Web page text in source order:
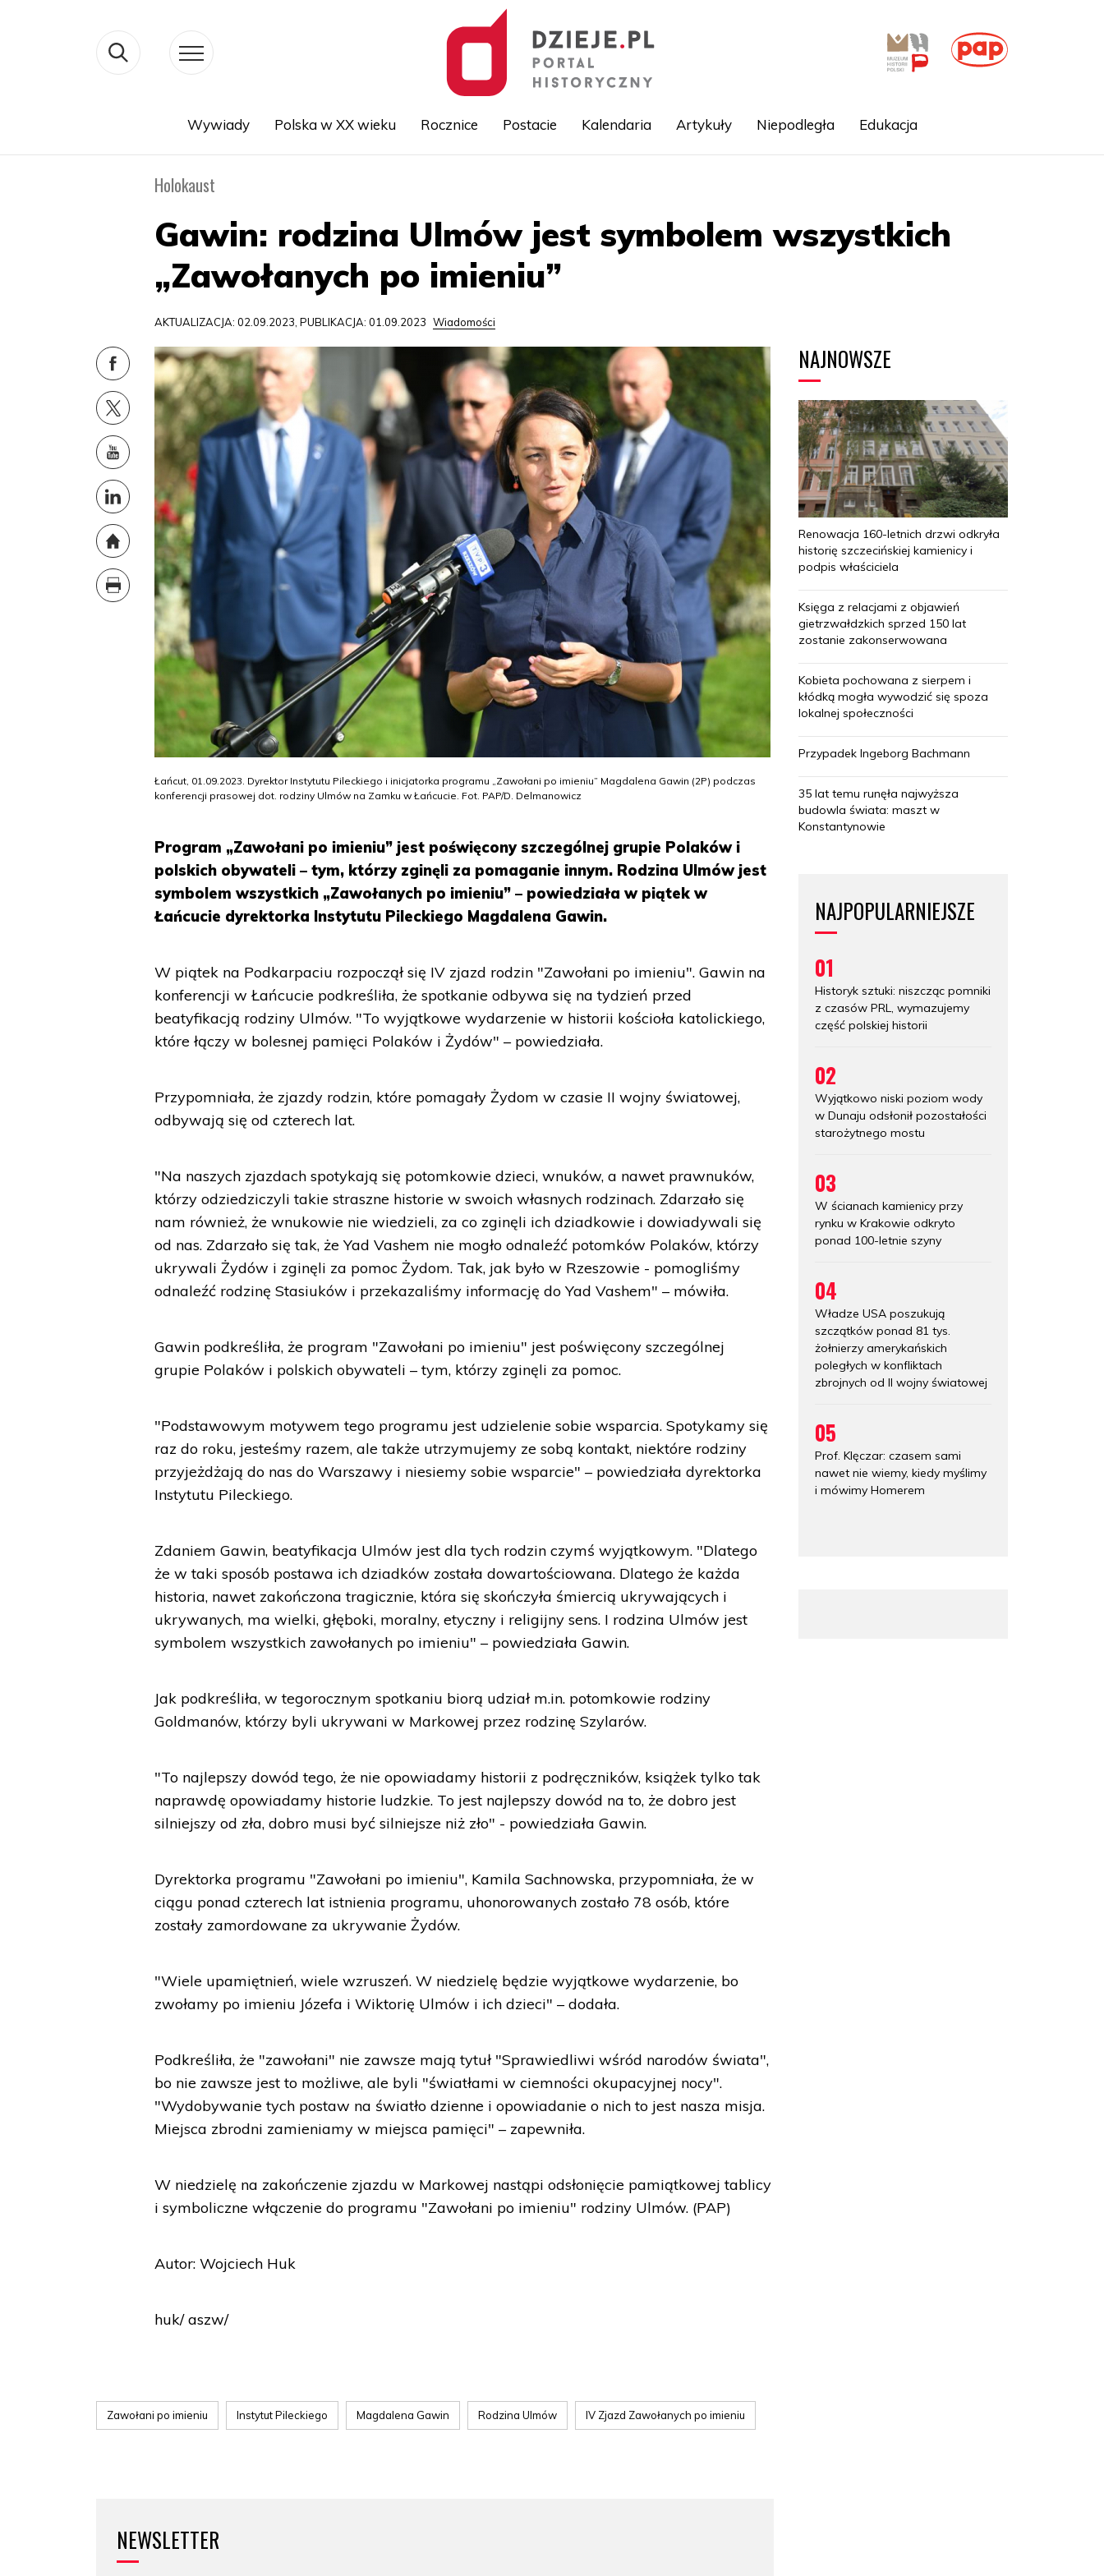
Wywiady Polska w XX wieku Rocznice Postacie Kalendaria Artykuły Niepodległa Edukacja
Holokaust
Gawin: rodzina Ulmów jest symbolem wszystkich
„Zawołanych po imieniu”
AKTUALIZACJA: 02.09.2023, PUBLIKACJA: 01.09.2023 Wiadomości
Łańcut, 01.09.2023. Dyrektor Instytutu Pileckiego i inicjatorka programu „Zawołani po imieniu” Magdalena Gawin (2P) podczas
konferencji prasowej dot. rodziny Ulmów na Zamku w Łańcucie. Fot. PAP/D. Delmanowicz
Program „Zawołani po imieniu” jest poświęcony szczególnej grupie Polaków i
polskich obywateli – tym, którzy zginęli za pomaganie innym. Rodzina Ulmów jest
symbolem wszystkich „Zawołanych po imieniu” – powiedziała w piątek w
Łańcucie dyrektorka Instytutu Pileckiego Magdalena Gawin.
W piątek na Podkarpaciu rozpoczął się IV zjazd rodzin "Zawołani po imieniu". Gawin na
konferencji w Łańcucie podkreśliła, że spotkanie odbywa się na tydzień przed
beatyfikacją rodziny Ulmów. "To wyjątkowe wydarzenie w historii kościoła katolickiego,
które łączy w bolesnej pamięci Polaków i Żydów" – powiedziała.
Przypomniała, że zjazdy rodzin, które pomagały Żydom w czasie II wojny światowej,
odbywają się od czterech lat.
"Na naszych zjazdach spotykają się potomkowie dzieci, wnuków, a nawet prawnuków,
którzy odziedziczyli takie straszne historie w swoich własnych rodzinach. Zdarzało się
nam również, że wnukowie nie wiedzieli, za co zginęli ich dziadkowie i dowiadywali się
od nas. Zdarzało się tak, że Yad Vashem nie mogło odnaleźć potomków Polaków, którzy
ukrywali Żydów i zginęli za pomoc Żydom. Tak, jak było w Rzeszowie - pomogliśmy
odnaleźć rodzinę Stasiuków i przekazaliśmy informację do Yad Vashem" – mówiła.
Gawin podkreśliła, że program "Zawołani po imieniu" jest poświęcony szczególnej
grupie Polaków i polskich obywateli – tym, którzy zginęli za pomoc.
"Podstawowym motywem tego programu jest udzielenie sobie wsparcia. Spotykamy się
raz do roku, jesteśmy razem, ale także utrzymujemy ze sobą kontakt, niektóre rodziny
przyjeżdżają do nas do Warszawy i niesiemy sobie wsparcie" – powiedziała dyrektorka
Instytutu Pileckiego.
Zdaniem Gawin, beatyfikacja Ulmów jest dla tych rodzin czymś wyjątkowym. "Dlatego
że w taki sposób postawa ich dziadków została dowartościowana. Dlatego że każda
historia, nawet zakończona tragicznie, która się skończyła śmiercią ukrywających i
ukrywanych, ma wielki, głęboki, moralny, etyczny i religijny sens. I rodzina Ulmów jest
symbolem wszystkich zawołanych po imieniu" – powiedziała Gawin.
Jak podkreśliła, w tegorocznym spotkaniu biorą udział m.in. potomkowie rodziny
Goldmanów, którzy byli ukrywani w Markowej przez rodzinę Szylarów.
"To najlepszy dowód tego, że nie opowiadamy historii z podręczników, książek tylko tak
naprawdę opowiadamy historie ludzkie. To jest najlepszy dowód na to, że dobro jest
silniejszy od zła, dobro musi być silniejsze niż zło" - powiedziała Gawin.
Dyrektorka programu "Zawołani po imieniu", Kamila Sachnowska, przypomniała, że w
ciągu ponad czterech lat istnienia programu, uhonorowanych zostało 78 osób, które
zostały zamordowane za ukrywanie Żydów.
"Wiele upamiętnień, wiele wzruszeń. W niedzielę będzie wyjątkowe wydarzenie, bo
zwołamy po imieniu Józefa i Wiktorię Ulmów i ich dzieci" – dodała.
Podkreśliła, że "zawołani" nie zawsze mają tytuł "Sprawiedliwi wśród narodów świata",
bo nie zawsze jest to możliwe, ale byli "światłami w ciemności okupacyjnej nocy".
"Wydobywanie tych postaw na światło dzienne i opowiadanie o nich to jest nasza misja.
Miejsca zbrodni zamieniamy w miejsca pamięci" – zapewniła.
W niedzielę na zakończenie zjazdu w Markowej nastąpi odsłonięcie pamiątkowej tablicy
i symboliczne włączenie do programu "Zawołani po imieniu" rodziny Ulmów. (PAP)
Autor: Wojciech Huk
huk/ aszw/
Zawołani po imieniu Instytut Pileckiego Magdalena Gawin Rodzina Ulmów IV Zjazd Zawołanych po imieniu
NEWSLETTER
NAJNOWSZE
Renowacja 160-letnich drzwi odkryła
historię szczecińskiej kamienicy i
podpis właściciela
Księga z relacjami z objawień
gietrzwałdzkich sprzed 150 lat
zostanie zakonserwowana
Kobieta pochowana z sierpem i
kłódką mogła wywodzić się spoza
lokalnej społeczności
Przypadek Ingeborg Bachmann
35 lat temu runęła najwyższa
budowla świata: maszt w
Konstantynowie
NAJPOPULARNIEJSZE
01
Historyk sztuki: niszcząc pomniki
z czasów PRL, wymazujemy
część polskiej historii
02
Wyjątkowo niski poziom wody
w Dunaju odsłonił pozostałości
starożytnego mostu
03
W ścianach kamienicy przy
rynku w Krakowie odkryto
ponad 100-letnie szyny
04
Władze USA poszukują
szczątków ponad 81 tys.
żołnierzy amerykańskich
poległych w konfliktach
zbrojnych od II wojny światowej
05
Prof. Klęczar: czasem sami
nawet nie wiemy, kiedy myślimy
i mówimy Homerem